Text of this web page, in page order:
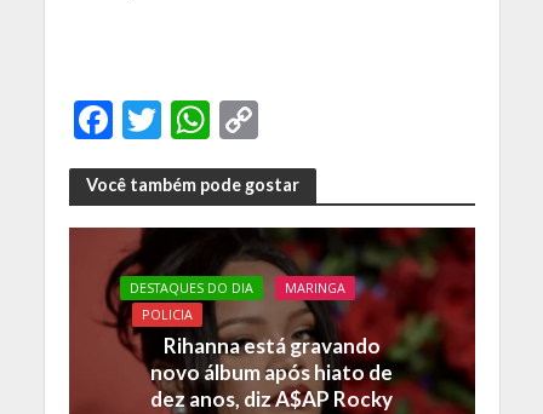
F
ac
e
b
o
o
k
T
w
itt
er
W
h
at
s
A
p
p
C
o
p
y
Li
n
k
Você também pode gostar
DESTAQUES DO DIA
MARINGA
POLICIA
Rihanna está gravando
novo álbum após hiato de
dez anos, diz A$AP Rocky